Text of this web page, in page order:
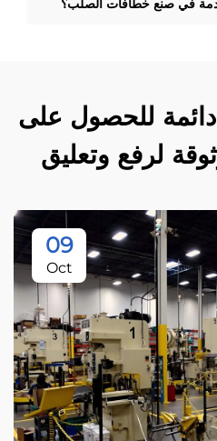
في صنع خطافات الصلب؟
للحصول على
لرفع وتعليق
09
Oct